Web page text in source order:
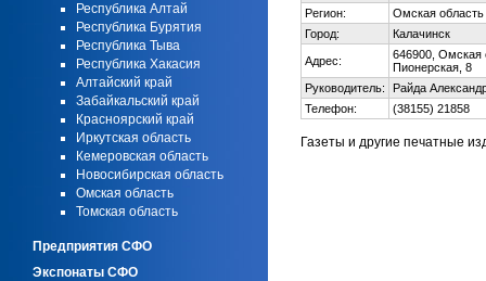
Республика Алтай
Республика Бурятия
Республика Тыва
Республика Хакасия
Алтайский край
Забайкальский край
Красноярский край
Иркутская область
Кемеровская область
Новосибирская область
Омская область
Томская область
Предприятия СФО
Экспонаты СФО
Регион:
Омская область
Город:
Калачинск
Адрес:
646900, Омская
Пионерская, 8
Руководитель:
Райда
Телефон:
(38155) 21858
Газеты и другие печатные